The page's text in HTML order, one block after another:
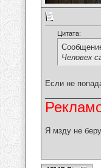
Цитата:
Человек
Если не
Я мзду не беру